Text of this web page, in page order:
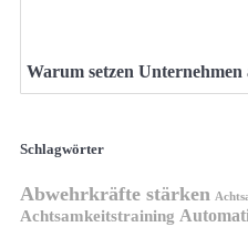
Warum setzen
Schlagwörter
Abwehrkräfte stärken
Achtsamkeitstraining